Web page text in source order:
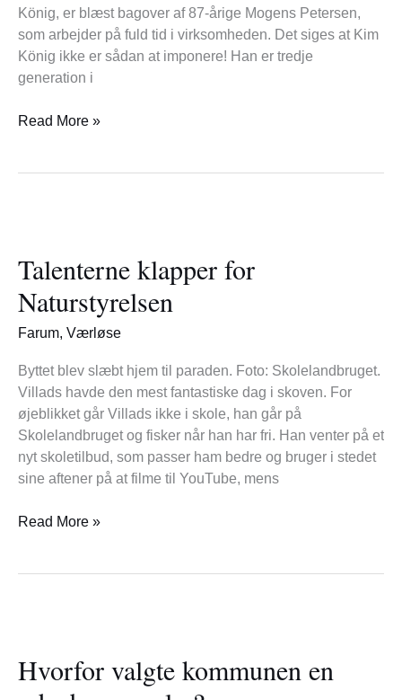
König, er blæst bagover af 87-årige Mogens Petersen,
som arbejder på fuld tid i virksomheden. Det siges at Kim
König ikke er sådan at imponere! Han er tredje
generation i
Read More »
Talenterne klapper for
Naturstyrelsen
Farum, Værløse
Byttet blev slæbt hjem til paraden. Foto: Skolelandbruget.
Villads havde den mest fantastiske dag i skoven. For
øjeblikket går Villads ikke i skole, han går på
Skolelandbruget og fisker når han har fri. Han venter på et
nyt skoletilbud, som passer ham bedre og bruger i stedet
sine aftener på at filme til YouTube, mens
for
Naturstyrelsen
Read More »
Hvorfor valgte kommunen en
kommunen
en